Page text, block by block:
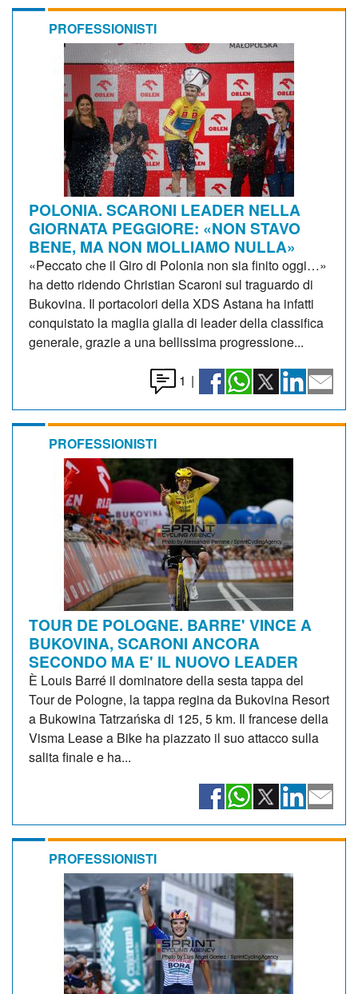
PROFESSIONISTI
POLONIA. SCARONI LEADER NELLA
GIORNATA PEGGIORE: «NON STAVO
BENE, MA NON MOLLIAMO NULLA»
«Peccato che il Giro di Polonia non sia finito oggi…»
ha detto ridendo Christian Scaroni sul traguardo di
Bukovina. Il portacolori della XDS Astana ha infatti
conquistato la maglia gialla di leader della classifica
generale, grazie a una bellissima progressione...
1 |
PROFESSIONISTI
TOUR DE POLOGNE. BARRE' VINCE A
BUKOVINA, SCARONI ANCORA
SECONDO MA E' IL NUOVO LEADER
È Louis Barré il dominatore della sesta tappa del
Tour de Pologne, la tappa regina da Bukovina Resort
a Bukowina Tatrzańska di 125, 5 km. Il francese della
Visma Lease a Bike ha piazzato il suo attacco sulla
salita finale e ha...
PROFESSIONISTI